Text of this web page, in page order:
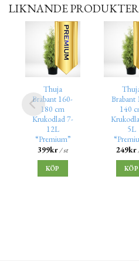
LIKNANDE PRODUKTER
Thuja
Brabant 160-
180 cm
Krukodlad 7-
12L
“Premium”
399kr/ st
KÖP
Brabant
140
5L
249kr
KÖP